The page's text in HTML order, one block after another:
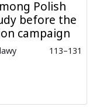
Polish
before the
campaign
113–131